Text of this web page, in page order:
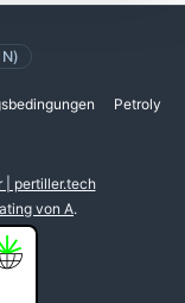
Petroly
pertiller.tech
von A.